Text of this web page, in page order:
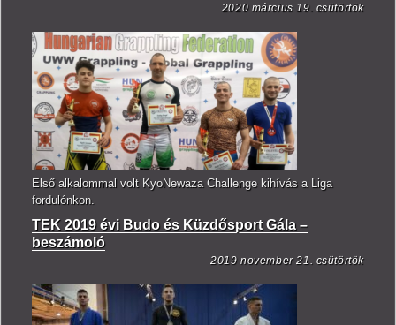
2020 március 19. csütörtök
Első alkalommal volt KyoNewaza Challenge kihívás a Liga
fordulónkon.
TEK 2019 évi Budo és Küzdősport Gála –
beszámoló
2019 november 21. csütörtök